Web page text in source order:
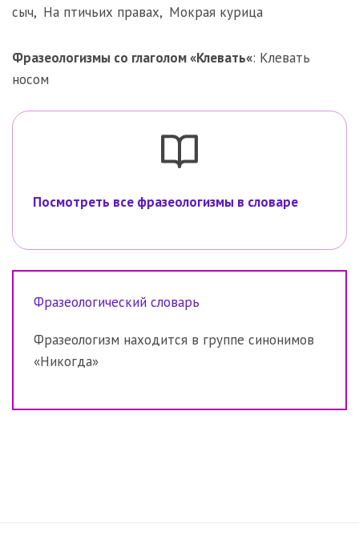
сыч, На птичьих правах, Мокрая курица
Фразеологизмы со глаголом «Клевать«: Клевать
носом
Посмотреть все фразеологизмы в словаре
Фразеологический словарь
Фразеологизм находится в группе синонимов
«Никогда»